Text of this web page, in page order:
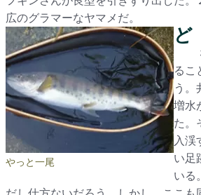
広のグラマーなヤマメだ。
やっと一尾
ど
るこ
う。
増水
た。
入渓
い足
いる